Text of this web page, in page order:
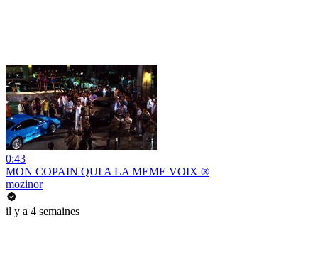
0:43
MON COPAIN QUI A LA MEME VOIX ®
mozinor
il y a 4 semaines